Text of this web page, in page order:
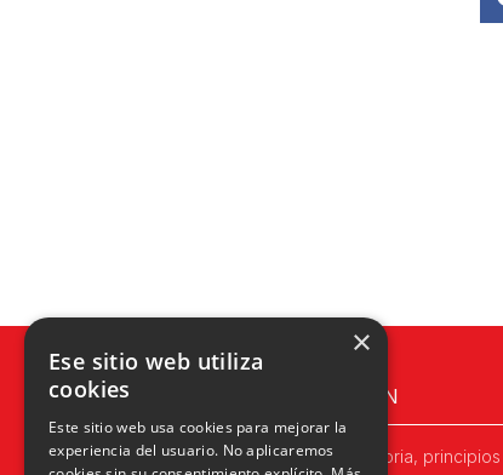
UPN
Historia,
×
Ese sitio web utiliza
cookies
Este sitio web usa cookies para mejorar la
experiencia del usuario. No aplicaremos